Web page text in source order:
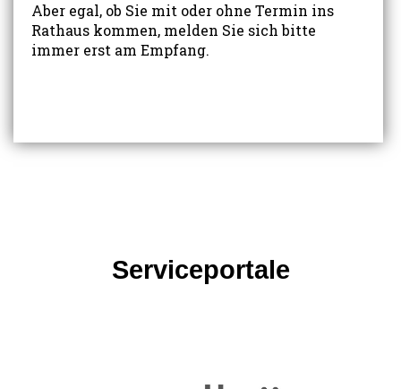
Aber egal, ob Sie mit oder ohne Termin ins
Rathaus kommen, melden Sie sich bitte
immer erst am Empfang.
Serviceportale